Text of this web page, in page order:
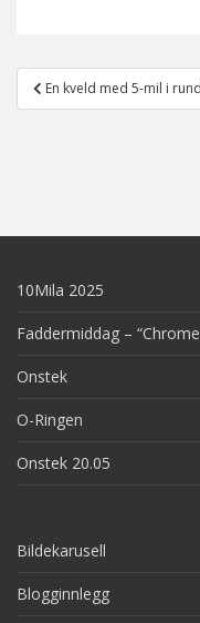
Post
navigation
En kveld med 5-mil i
10Mila 2025
Faddermiddag –
Onstek
O-Ringen
Onstek 20.05
Bildekarusell
Blogginnlegg